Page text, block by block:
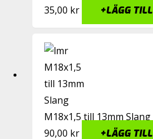
35,00 kr +LÄGG TILL
M18x1,5 till 13mm Slang
90,00 kr +LÄGG TILL